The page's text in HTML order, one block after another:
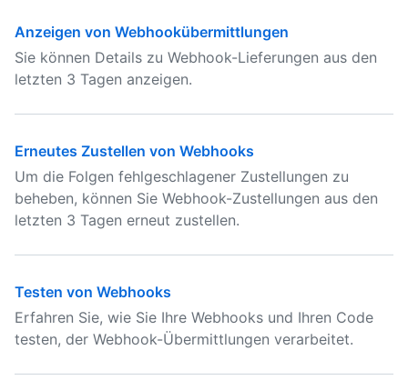
Anzeigen von Webhookübermittlungen
Sie können Details zu Webhook-Lieferungen aus den
letzten 3 Tagen anzeigen.
Erneutes Zustellen von Webhooks
Um die Folgen fehlgeschlagener Zustellungen zu
beheben, können Sie Webhook-Zustellungen aus den
letzten 3 Tagen erneut zustellen.
Testen von Webhooks
Erfahren Sie, wie Sie Ihre Webhooks und Ihren Code
testen, der Webhook-Übermittlungen verarbeitet.